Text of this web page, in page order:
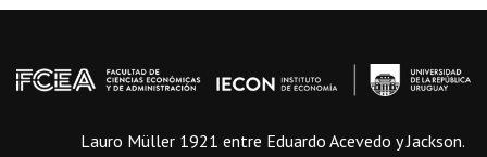
Lauro Müller 1921 entre Eduardo Acevedo y Jackson.